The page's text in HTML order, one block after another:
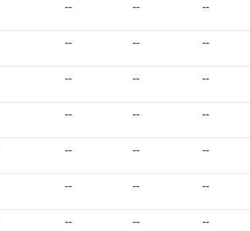
-- -- --
-- -- --
-- -- --
-- -- --
-- -- --
-- -- --
-- -- --